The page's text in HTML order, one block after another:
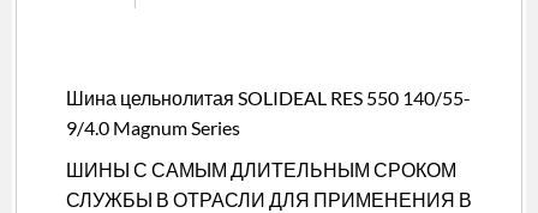
Шина цельнолитая SOLIDEAL RES 550 140/55-
9/4.0 Magnum Series
ШИНЫ С САМЫМ ДЛИТЕЛЬНЫМ СРОКОМ
СЛУЖБЫ В ОТРАСЛИ ДЛЯ ПРИМЕНЕНИЯ В